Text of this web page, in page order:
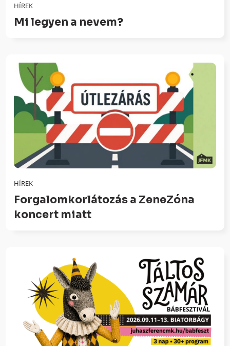
HÍREK
Mi legyen a nevem?
HÍREK
Forgalomkorlátozás a ZeneZóna
koncert miatt